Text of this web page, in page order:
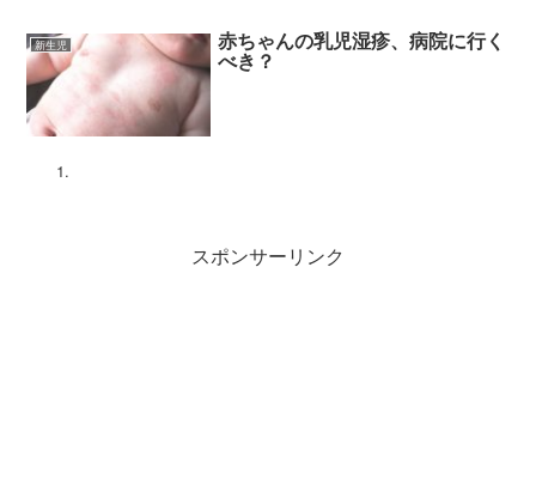
新生児 赤ちゃんの乳児湿疹、病院に行く
べき？
スポンサーリンク